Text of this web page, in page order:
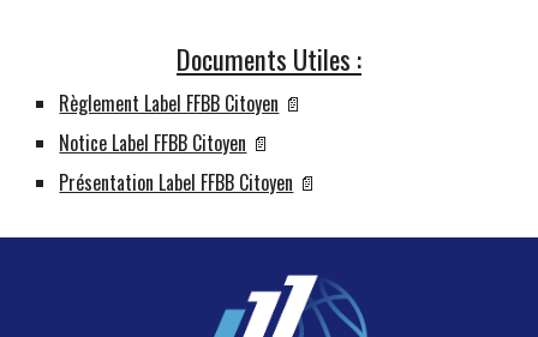
Documents Utiles :
Règlement Label FFBB Citoyen 📄
Notice Label FFBB Citoyen 📄
Présentation Label FFBB Citoyen 📄